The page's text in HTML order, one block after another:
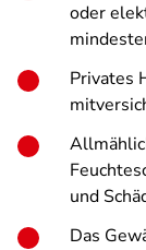
oder
Privates
und
Das